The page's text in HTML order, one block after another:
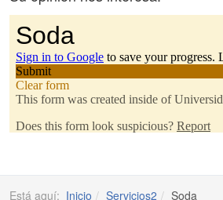
Está aquí: Inicio Servicios2 Soda